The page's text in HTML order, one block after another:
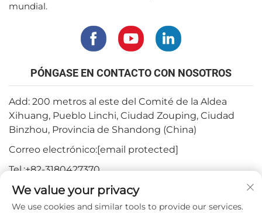
mundial.
PÓNGASE EN CONTACTO CON NOSOTROS
Add: 200 metros al este del Comité de la Aldea
Xihuang, Pueblo Linchi, Ciudad Zouping, Ciudad
Binzhou, Provincia de Shandong (China)
Correo electrónico:[email protected]
Tel.:+82-3180427370
Teléfono:+86-15564344404
WhatsApp:+82-1022396668
We value your privacy
We use cookies and similar tools to provide our services.